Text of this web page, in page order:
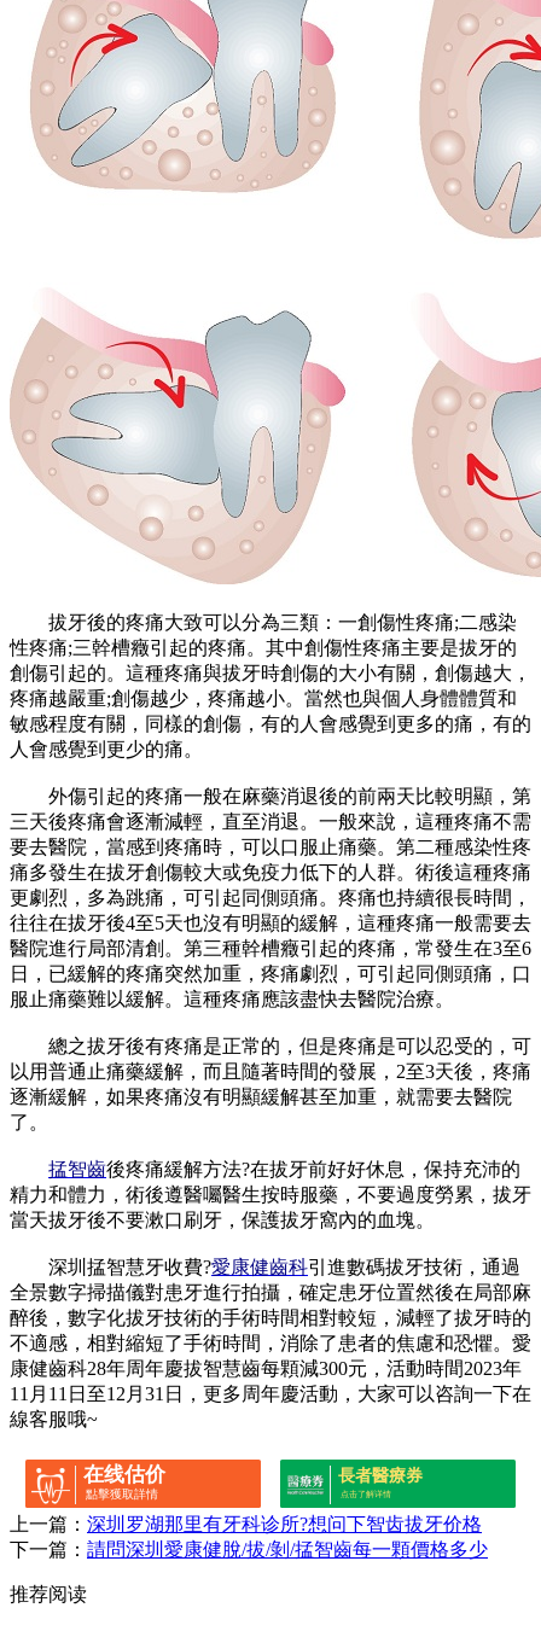
拔牙後的疼痛大致可以分為三類：一創傷性疼痛;二感染
性疼痛;三幹槽癥引起的疼痛。其中創傷性疼痛主要是拔牙的
創傷引起的。這種疼痛與拔牙時創傷的大小有關，創傷越大，
疼痛越嚴重;創傷越少，疼痛越小。當然也與個人身體體質和
敏感程度有關，同樣的創傷，有的人會感覺到更多的痛，有的
人會感覺到更少的痛。
外傷引起的疼痛一般在麻藥消退後的前兩天比較明顯，第
三天後疼痛會逐漸減輕，直至消退。一般來說，這種疼痛不需
要去醫院，當感到疼痛時，可以口服止痛藥。第二種感染性疼
痛多發生在拔牙創傷較大或免疫力低下的人群。術後這種疼痛
更劇烈，多為跳痛，可引起同側頭痛。疼痛也持續很長時間，
往往在拔牙後4至5天也沒有明顯的緩解，這種疼痛一般需要去
醫院進行局部清創。第三種幹槽癥引起的疼痛，常發生在3至6
日，已緩解的疼痛突然加重，疼痛劇烈，可引起同側頭痛，口
服止痛藥難以緩解。這種疼痛應該盡快去醫院治療。
總之拔牙後有疼痛是正常的，但是疼痛是可以忍受的，可
以用普通止痛藥緩解，而且隨著時間的發展，2至3天後，疼痛
逐漸緩解，如果疼痛沒有明顯緩解甚至加重，就需要去醫院
了。
掹智齒後疼痛緩解方法?在拔牙前好好休息，保持充沛的
精力和體力，術後遵醫囑醫生按時服藥，不要過度勞累，拔牙
當天拔牙後不要漱口刷牙，保護拔牙窩內的血塊。
深圳掹智慧牙收費?愛康健齒科引進數碼拔牙技術，通過
全景數字掃描儀對患牙進行拍攝，確定患牙位置然後在局部麻
醉後，數字化拔牙技術的手術時間相對較短，減輕了拔牙時的
不適感，相對縮短了手術時間，消除了患者的焦慮和恐懼。愛
康健齒科28年周年慶拔智慧齒每顆減300元，活動時間2023年
11月11日至12月31日，更多周年慶活動，大家可以咨詢一下在
線客服哦~
在线估价
點擊獲取詳情
長者醫療券
点击了解详情
上一篇： 深圳罗湖那里有牙科诊所?想问下智齿拔牙价格
下一篇： 請問深圳愛康健脫/拔/剝/掹智齒每一顆價格多少
推荐阅读